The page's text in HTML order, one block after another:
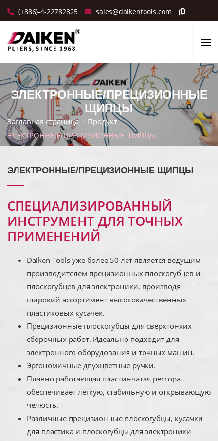
(+886)-4-22782825 sales@daikentools.com
ЭЛЕКТРОННЫЕ/ПРЕЦИЗИОННЫЕ
ЩИПЦЫ
Заглавная страница
Продукт
ЭЛЕКТРОННЫЕ/ПРЕЦИЗИОННЫЕ ЩИПЦЫ
ЭЛЕКТРОННЫЕ/ПРЕЦИЗИОННЫЕ ЩИПЦЫ
СПЕЦИАЛИЗИРОВАННЫЙ
ИНСТРУМЕНТ ДЛЯ ТОЧНЫХ
ПРИМЕНЕНИЙ
Daiken Tools уже более 50 лет является ведущим
производителем прецизионных плоскогубцев и
плоскогубцев для электроники, производя
широкий ассортимент высококачественных
пластиковых кусачек.
Прецизионные плоскогубцы для сверхтонких
сборочных работ. Идеально подходит для
электронного оборудования и точных машин.
Эргономичные двухцветные ручки.
Плавно работающая пластинчатая рессора
обеспечивает легкую, стабильную и открывающую
челюсть.
Различные прецизионные плоскогубцы, кусачки
для пластика и плоскогубцы для электроники